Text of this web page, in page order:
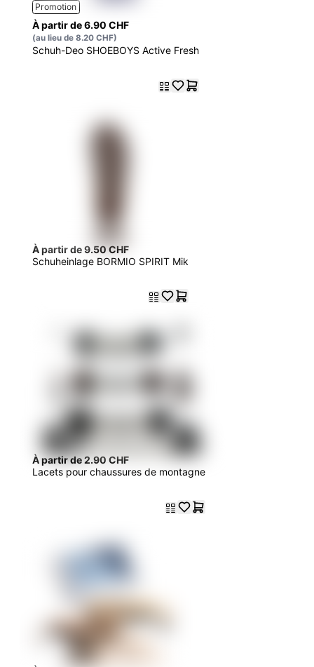
Promotion
À partir de 6.90 CHF
(au lieu de 8.20 CHF)
Schuh-Deo SHOEBOYS Active Fresh
À partir de 9.50 CHF
Schuheinlage BORMIO SPIRIT Mik
À partir de 2.90 CHF
Lacets pour chaussures de montagne